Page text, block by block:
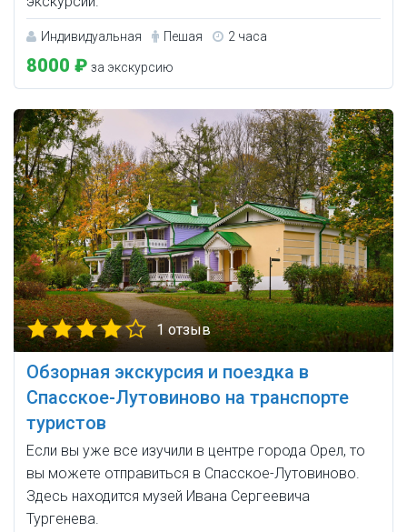
Индивидуальная Пешая 2 часа
8000 ₽ за экскурсию
1 отзыв
Обзорная экскурсия и поездка в
Спасское-Лутовиново на транспорте
туристов
Если вы уже все изучили в центре города Орел, то
вы можете отправиться в Спасское-Лутовиново.
Здесь находится музей Ивана Сергеевича
Тургенева.